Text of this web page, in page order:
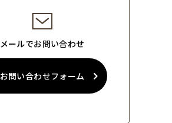
メールでお問い合わせ
お問い合わせフォーム